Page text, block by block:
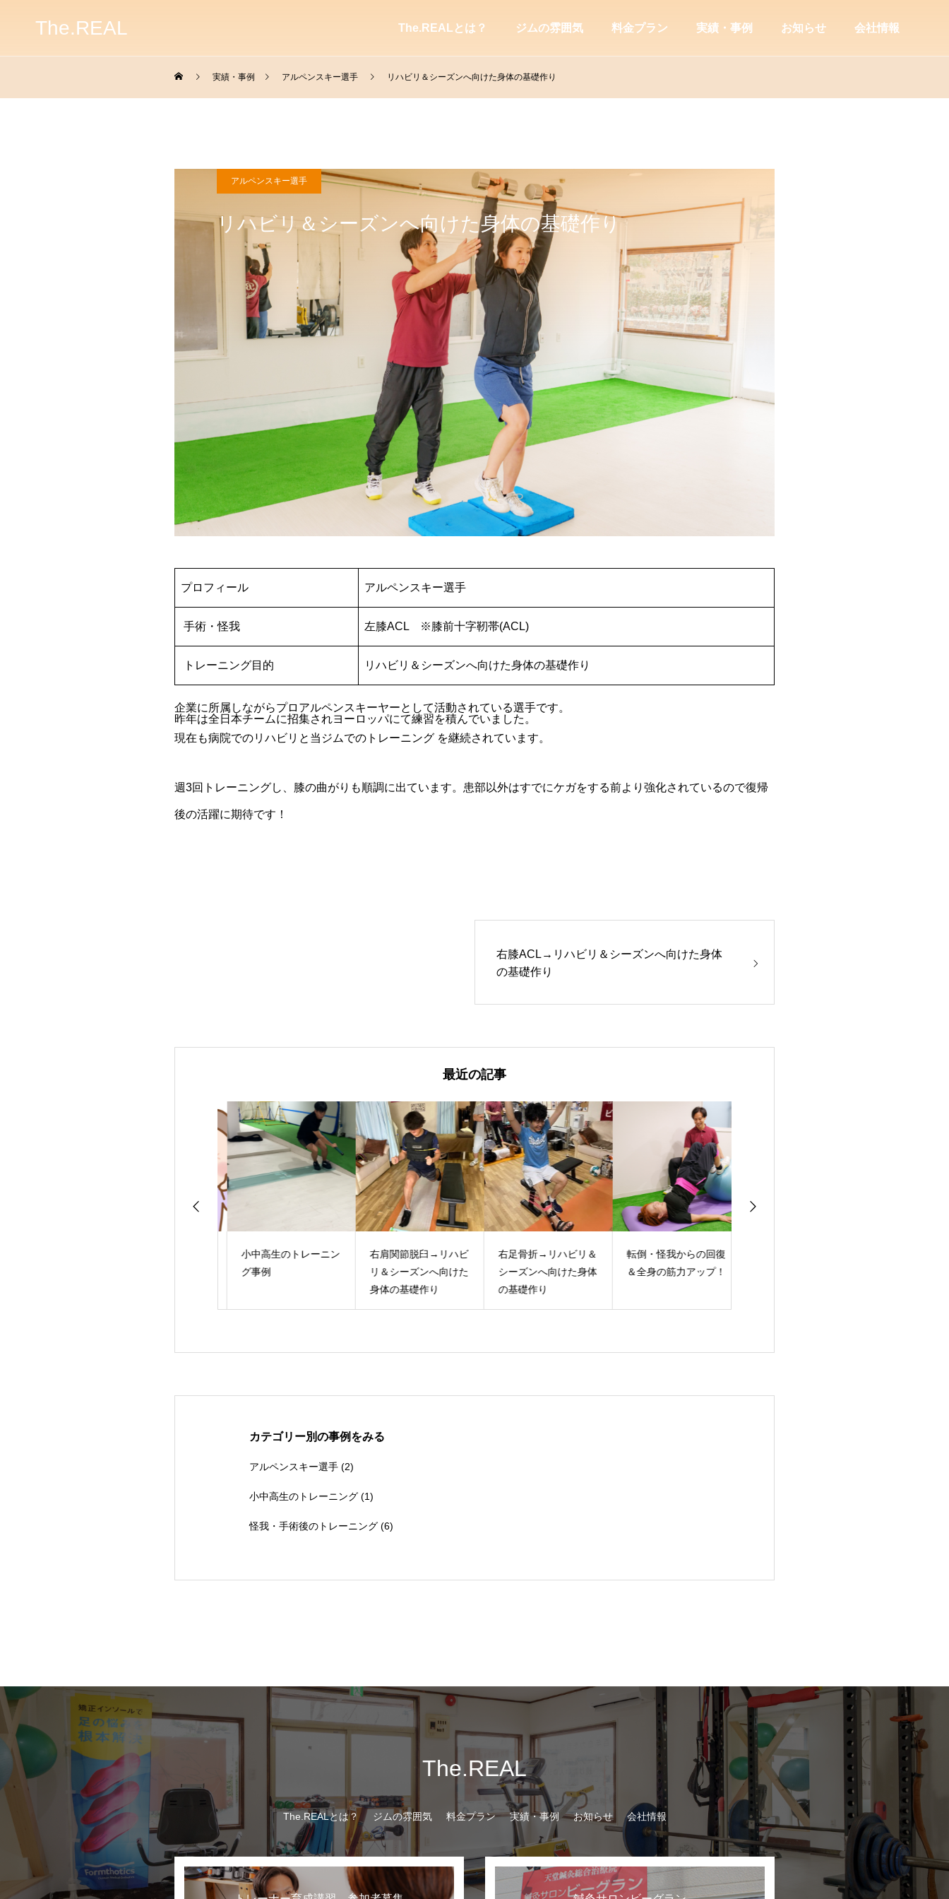
The.REAL The.REALとは？ ジムの雰囲気 料金プラン 実績・事例 お知らせ 会社情報
実績・事例 アルペンスキー選手 リハビリ＆シーズンへ向けた身体の基礎作り
アルペンスキー選手
リハビリ＆シーズンへ向けた身体の基礎作り
プロフィール アルペンスキー選手
手術・怪我 左膝ACL ※膝前十字靭帯(ACL)
トレーニング目的 リハビリ＆シーズンへ向けた身体の基礎作り
企業に所属しながらプロアルペンスキーヤーとして活動されている選手です。
昨年は全日本チームに招集されヨーロッパにて練習を積んでいました。
現在も病院でのリハビリと当ジムでのトレーニング を継続されています。
週3回トレーニングし、膝の曲がりも順調に出ています。患部以外はすでにケガをする前より強化されているので復帰
後の活躍に期待です！
右膝ACL→リハビリ＆シーズンへ向けた身体
の基礎作り
最近の記事
小中高生のトレーニン
グ事例
右肩関節脱臼→リハビ
リ＆シーズンへ向けた
身体の基礎作り
右足骨折→リハビリ＆
シーズンへ向けた身体
の基礎作り
転倒・怪我からの回復
＆全身の筋力アップ！
カテゴリー別の事例をみる
アルペンスキー選手 (2)
小中高生のトレーニング (1)
怪我・手術後のトレーニング (6)
The.REAL
The.REALとは？ ジムの雰囲気 料金プラン 実績・事例 お知らせ 会社情報